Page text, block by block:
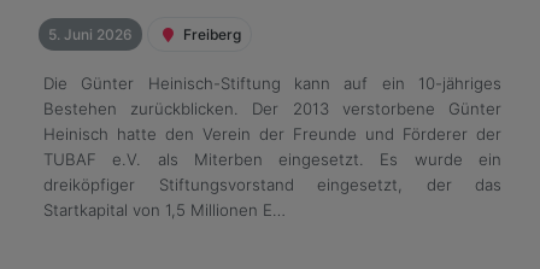
5. Juni 2026 Freiberg
Die Günter Heinisch-Stiftung kann auf ein 10-jähriges
Bestehen zurückblicken. Der 2013 verstorbene Günter
Heinisch hatte den Verein der Freunde und Förderer der
TUBAF e.V. als Miterben eingesetzt. Es wurde ein
dreiköpfiger Stiftungsvorstand eingesetzt, der das
Startkapital von 1,5 Millionen E…